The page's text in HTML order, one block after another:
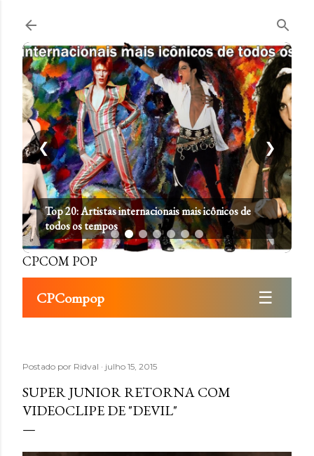
Top 20: Artistas internacionais mais icônicos de
todos os tempos
❮ ❯
CPCOM POP
CPCompop ☰
Postado por Ridval julho 15, 2015
SUPER JUNIOR RETORNA COM
VIDEOCLIPE DE "DEVIL"